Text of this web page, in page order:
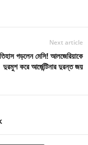
Next article
গড়লেন মেসি! আলজেরিয়াকে
দুরমুশ করে আর্জেন্টিনার দুরন্ত জয়